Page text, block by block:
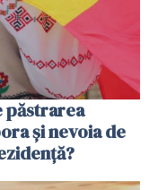
păstrarea
și nevoia de